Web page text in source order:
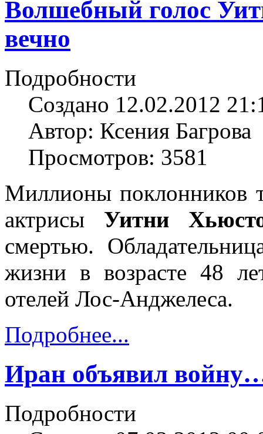
Волшебный голос
вечно
Подробности
Создано 12.02.2012
Автор: Ксения Багрова
Просмотров: 3581
Миллионы поклонников
актрисы Уитни
смертью.
жизни в возрасте 48
отелей Лос-Анджелеса.
Подробнее...
Иран объявил
Подробности